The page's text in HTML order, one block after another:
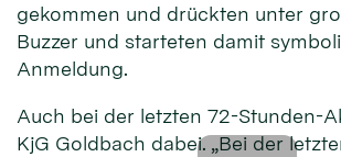
gekommen und drückten unter
Buzzer und starteten damit
Anmeldung.
Auch bei der letzten 72-Stunden-
KjG Goldbach dabei. „Bei der